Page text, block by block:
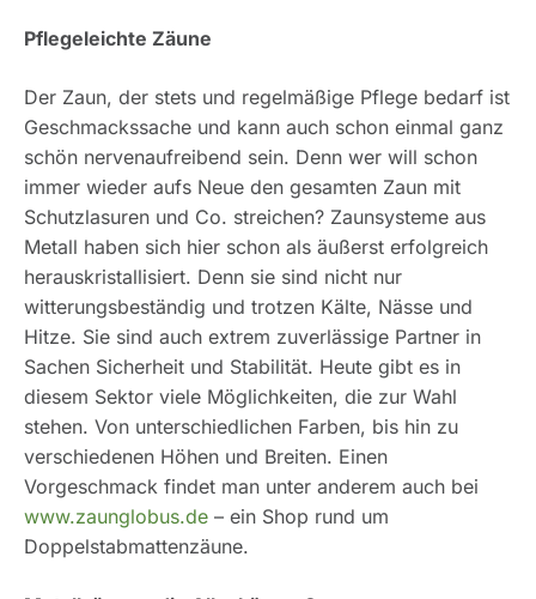
Pflegeleichte Zäune
Der Zaun, der stets und regelmäßige Pflege bedarf ist
Geschmackssache und kann auch schon einmal ganz
schön nervenaufreibend sein. Denn wer will schon
immer wieder aufs Neue den gesamten Zaun mit
Schutzlasuren und Co. streichen? Zaunsysteme aus
Metall haben sich hier schon als äußerst erfolgreich
herauskristallisiert. Denn sie sind nicht nur
witterungsbeständig und trotzen Kälte, Nässe und
Hitze. Sie sind auch extrem zuverlässige Partner in
Sachen Sicherheit und Stabilität. Heute gibt es in
diesem Sektor viele Möglichkeiten, die zur Wahl
stehen. Von unterschiedlichen Farben, bis hin zu
verschiedenen Höhen und Breiten. Einen
Vorgeschmack findet man unter anderem auch bei
www.zaunglobus.de – ein Shop rund um
Doppelstabmattenzäune.